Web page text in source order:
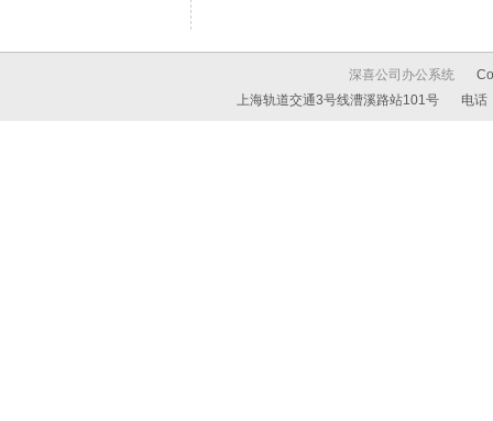
深喜公司办公系统
上海轨道交通3号线漕溪路站101号
电话